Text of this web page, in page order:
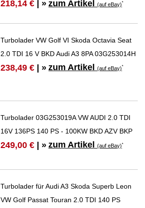
218,14 € | » zum Artikel(auf eBay)*
Turbolader VW Golf VI Skoda Octavia Seat
2.0 TDI 16 V BKD Audi A3 8PA 03G253014H
238,49 € | » zum Artikel(auf eBay)*
Turbolader 03G253019A VW AUDI 2.0 TDI
16V 136PS 140 PS - 100KW BKD AZV BKP
249,00 € | » zum Artikel(auf eBay)*
Turbolader für Audi A3 Skoda Superb Leon
VW Golf Passat Touran 2.0 TDI 140 PS